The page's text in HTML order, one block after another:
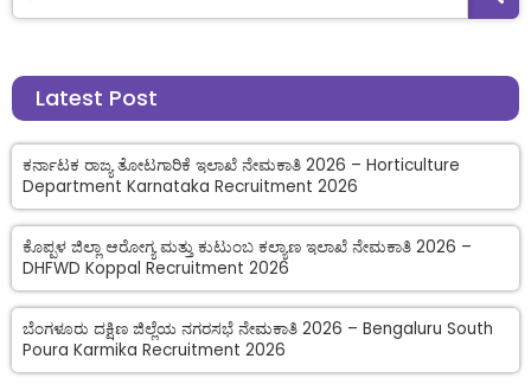
Latest Post
ಕರ್ನಾಟಕ ರಾಜ್ಯ ತೋಟಗಾರಿಕೆ ಇಲಾಖೆ ನೇಮಕಾತಿ 2026 – Horticulture
Department Karnataka Recruitment 2026
ಕೊಪ್ಪಳ ಜಿಲ್ಲಾ ಆರೋಗ್ಯ ಮತ್ತು ಕುಟುಂಬ ಕಲ್ಯಾಣ ಇಲಾಖೆ ನೇಮಕಾತಿ 2026 –
DHFWD Koppal Recruitment 2026
ಬೆಂಗಳೂರು ದಕ್ಷಿಣ ಜಿಲ್ಲೆಯ ನಗರಸಭೆ ನೇಮಕಾತಿ 2026 – Bengaluru South
Poura Karmika Recruitment 2026